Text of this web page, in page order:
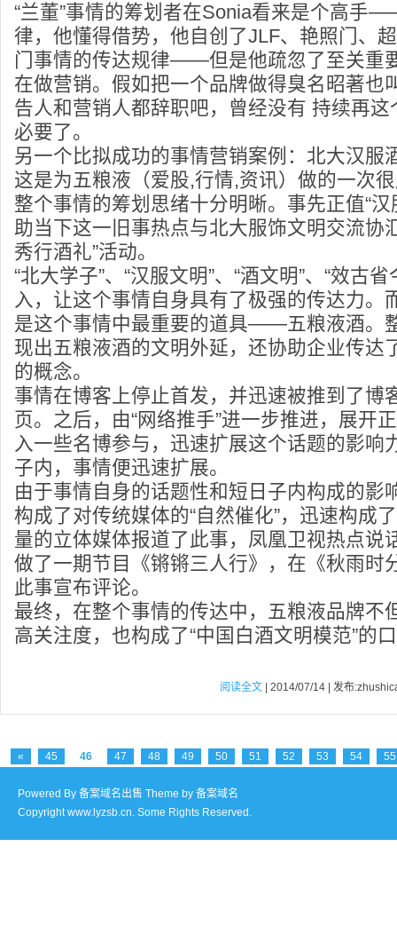
“兰董”事情的筹划者在Sonia看来是个高手
律，他懂得借势，他自创了JLF、艳照门、
门事情的传达规律——但是他疏忽了至关重
在做营销。假如把一个品牌做得臭名昭著也
告人和营销人都辞职吧，曾经没有 持续再
必要了。
另一个比拟成功的事情营销案例：北大汉服
这是为五粮液（爱股,行情,资讯）做的一次
整个事情的筹划思绪十分明晰。事先正值“汉
助当下这一旧事热点与北大服饰文明交流协
秀行酒礼”活动。
“北大学子”、“汉服文明”、“酒文明”、“效古
入，让这个事情自身具有了极强的传达力。
是这个事情中最重要的道具——五粮液酒。
现出五粮液酒的文明外延，还协助企业传达
的概念。
事情在博客上停止首发，并迅速被推到了博
页。之后，由“网络推手”进一步推进，展开
入一些名博参与，迅速扩展这个话题的影响
子内，事情便迅速扩展。
由于事情自身的话题性和短日子内构成的影
构成了对传统媒体的“自然催化”，迅速构成
量的立体媒体报道了此事，凤凰卫视热点说
做了一期节目《锵锵三人行》，在《秋雨时
此事宣布评论。
最终，在整个事情的传达中，五粮液品牌不
高关注度，也构成了“中国白酒文明模范”的
阅读全文 | 2014/07/14 | 发布
« 45 46 47 48 49 50 51 52 53 54 55
Powered By 备案域名出售 Theme by 备案域名
Copyright www.lyzsb.cn. Some Rights Reserved.